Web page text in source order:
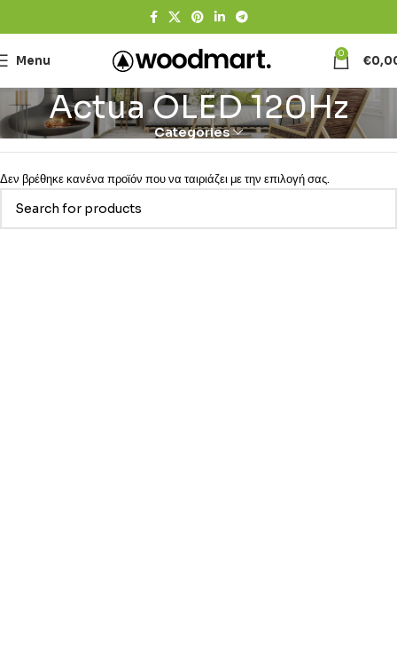
Menu 0 €
Actua OLED 120Hz
Categories
Δεν βρέθηκε κανένα προϊόν που να ταιριάζει με την επιλογή σας.